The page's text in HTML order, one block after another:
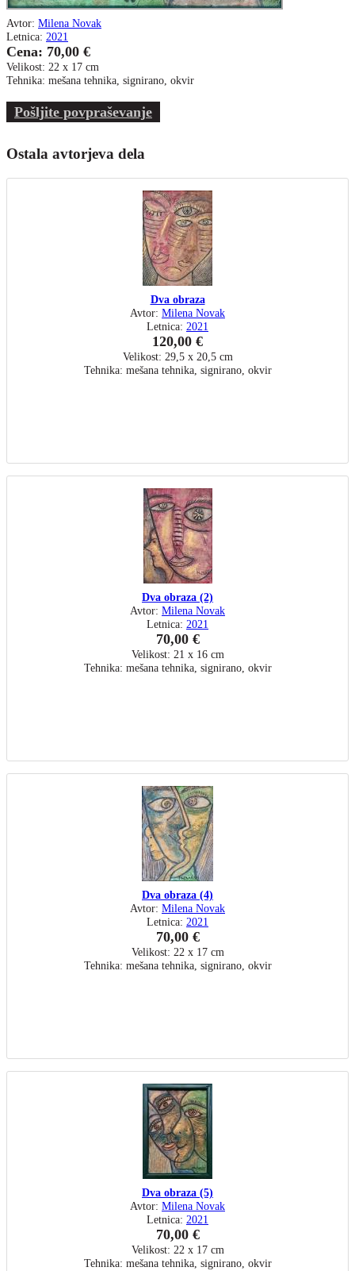
Avtor: Milena Novak
Letnica: 2021
Cena: 70,00 €
Velikost: 22 x 17 cm
Tehnika: mešana tehnika, signirano, okvir
Pošljite povpraševanje
Ostala avtorjeva dela
Dva obraza
Avtor: Milena Novak
Letnica: 2021
120,00 €
Velikost: 29,5 x 20,5 cm
Tehnika: mešana tehnika, signirano, okvir
Dva obraza (2)
Avtor: Milena Novak
Letnica: 2021
70,00 €
Velikost: 21 x 16 cm
Tehnika: mešana tehnika, signirano, okvir
Dva obraza (4)
Avtor: Milena Novak
Letnica: 2021
70,00 €
Velikost: 22 x 17 cm
Tehnika: mešana tehnika, signirano, okvir
Dva obraza (5)
Avtor: Milena Novak
Letnica: 2021
70,00 €
Velikost: 22 x 17 cm
Tehnika: mešana tehnika, signirano, okvir